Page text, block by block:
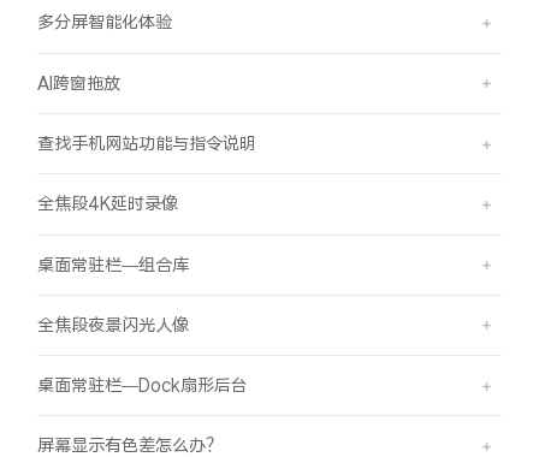
多分屏智能化体验
AI跨窗拖放
查找手机网站功能与指令说明
全焦段4K延时录像
桌面常驻栏—组合库
全焦段夜景闪光人像
桌面常驻栏—Dock扇形后台
屏幕显示有色差怎么办？